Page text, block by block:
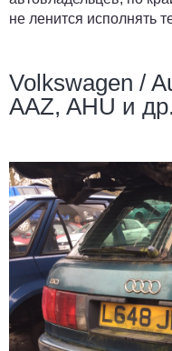
не ленится исполнять
Volkswagen /
AAZ, AHU и